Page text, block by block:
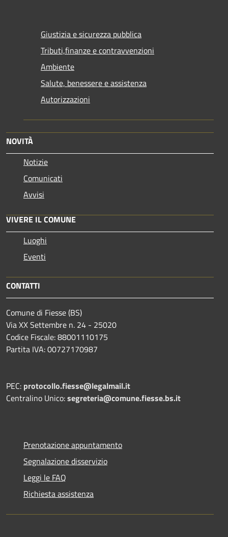
Giustizia e sicurezza pubblica
Tributi,finanze e contravvenzioni
Ambiente
Salute, benessere e assistenza
Autorizzazioni
NOVITÀ
Notizie
Comunicati
Avvisi
VIVERE IL COMUNE
Luoghi
Eventi
CONTATTI
Comune di Fiesse (BS)
Via XX Settembre n. 24 - 25020
Codice Fiscale: 88001110175
Partita IVA: 00727170987
PEC: protocollo.fiesse@legalmail.it
Centralino Unico:segreteria@comune.fiesse.bs.it
Prenotazione appuntamento
Segnalazione disservizio
Leggi le FAQ
Richiesta assistenza